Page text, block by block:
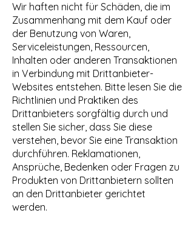
Wir haften nicht für Schäden, die im
Zusammenhang mit dem Kauf oder
der Benutzung von Waren,
Serviceleistungen, Ressourcen,
Inhalten oder anderen Transaktionen
in Verbindung mit Drittanbieter-
Websites entstehen. Bitte lesen Sie die
Richtlinien und Praktiken des
Drittanbieters sorgfältig durch und
stellen Sie sicher, dass Sie diese
verstehen, bevor Sie eine Transaktion
durchführen. Reklamationen,
Ansprüche, Bedenken oder Fragen zu
Produkten von Drittanbietern sollten
an den Drittanbieter gerichtet
werden.